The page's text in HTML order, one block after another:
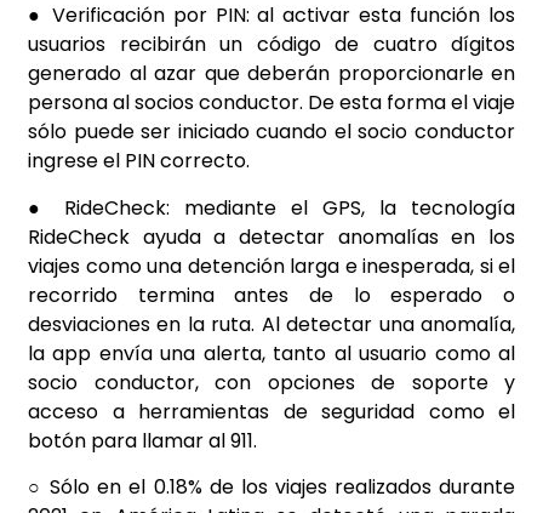
● Verificación por PIN: al activar esta función los
usuarios recibirán un código de cuatro dígitos
generado al azar que deberán proporcionarle en
persona al socios conductor. De esta forma el viaje
sólo puede ser iniciado cuando el socio conductor
ingrese el PIN correcto.
● RideCheck: mediante el GPS, la tecnología
RideCheck ayuda a detectar anomalías en los
viajes como una detención larga e inesperada, si el
recorrido termina antes de lo esperado o
desviaciones en la ruta. Al detectar una anomalía,
la app envía una alerta, tanto al usuario como al
socio conductor, con opciones de soporte y
acceso a herramientas de seguridad como el
botón para llamar al 911.
○ Sólo en el 0.18% de los viajes realizados durante